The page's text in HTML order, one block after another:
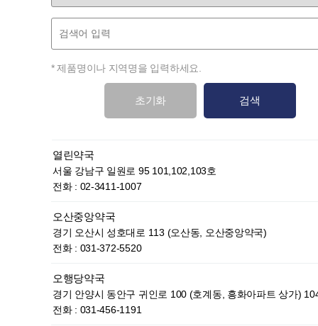
* 제품명이나 지역명을 입력하세요.
초기화 검색
열린약국
서울 강남구 일원로 95 101,102,103호
전화 : 02-3411-1007
오산중앙약국
경기 오산시 성호대로 113 (오산동, 오산중앙약국)
전화 : 031-372-5520
오행당약국
경기 안양시 동안구 귀인로 100 (호계동, 흥화아파트 상가)
전화 : 031-456-1191